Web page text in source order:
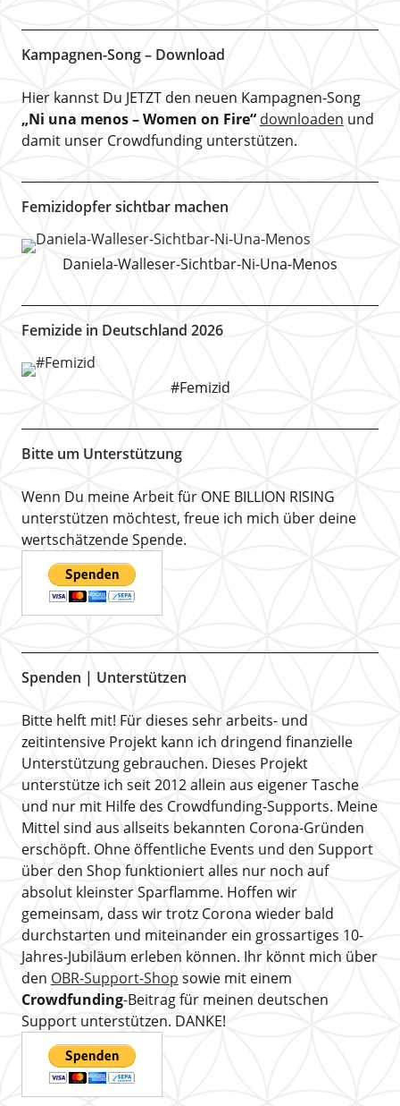
Kampagnen-Song – Download
Hier kannst Du JETZT den neuen Kampagnen-Song
„Ni una menos – Women on Fire“ downloaden und
damit unser Crowdfunding unterstützen.
Femizidopfer sichtbar machen
Daniela-Walleser-Sichtbar-Ni-Una-Menos
Femizide in Deutschland 2026
#Femizid
Bitte um Unterstützung
Wenn Du meine Arbeit für ONE BILLION RISING
unterstützen möchtest, freue ich mich über deine
wertschätzende Spende.
Spenden | Unterstützen
Bitte helft mit! Für dieses sehr arbeits- und
zeitintensive Projekt kann ich dringend finanzielle
Unterstützung gebrauchen. Dieses Projekt
unterstütze ich seit 2012 allein aus eigener Tasche
und nur mit Hilfe des Crowdfunding-Supports. Meine
Mittel sind aus allseits bekannten Corona-Gründen
erschöpft. Ohne öffentliche Events und den Support
über den Shop funktioniert alles nur noch auf
absolut kleinster Sparflamme. Hoffen wir
gemeinsam, dass wir trotz Corona wieder bald
durchstarten und miteinander ein grossartiges 10-
Jahres-Jubiläum erleben können. Ihr könnt mich über
den OBR-Support-Shop sowie mit einem
Crowdfunding-Beitrag für meinen deutschen
Support unterstützen. DANKE!